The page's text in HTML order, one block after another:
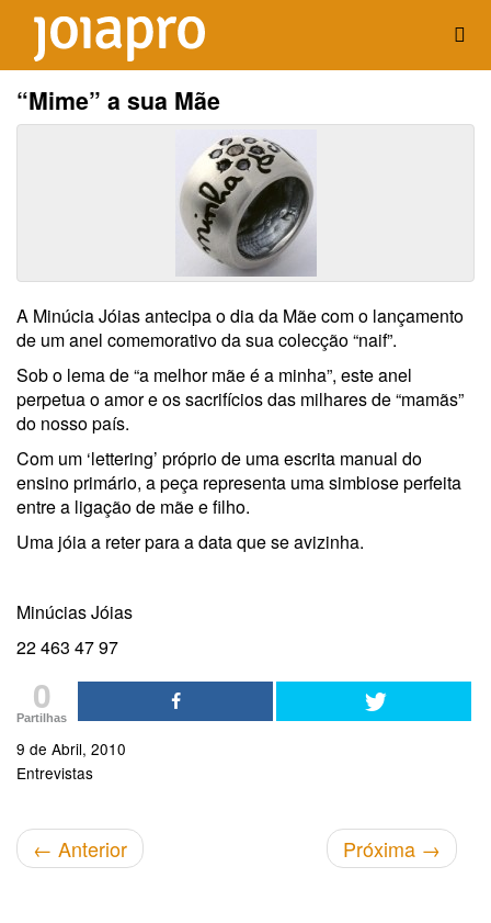
“Mime” a sua Mãe
A Minúcia Jóias antecipa o dia da Mãe com o lançamento
de um anel comemorativo da sua colecção “naif”.
Sob o lema de “a melhor mãe é a minha”, este anel
perpetua o amor e os sacrifícios das milhares de “mamãs”
do nosso país.
Com um ‘lettering’ próprio de uma escrita manual do
ensino primário, a peça representa uma simbiose perfeita
entre a ligação de mãe e filho.
Uma jóia a reter para a data que se avizinha.
Minúcias Jóias
22 463 47 97
0
Partilhas
9 de Abril, 2010
Entrevistas
← Anterior Próxima →